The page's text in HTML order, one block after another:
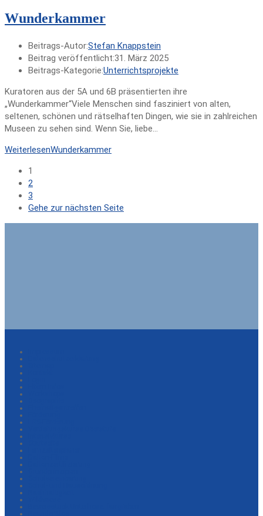
Wunderkammer
Beitrags-Autor:Stefan Knappstein
Beitrag veröffentlicht:31. März 2025
Beitrags-Kategorie:Unterrichtsprojekte
Kuratoren aus der 5A und 6B präsentierten ihre
„Wunderkammer“Viele Menschen sind fasziniert von alten,
seltenen, schönen und rätselhaften Dingen, wie sie in zahlreichen
Museen zu sehen sind. Wenn Sie, liebe…
WeiterlesenWunderkammer
1
2
3
Gehe zur nächsten Seite